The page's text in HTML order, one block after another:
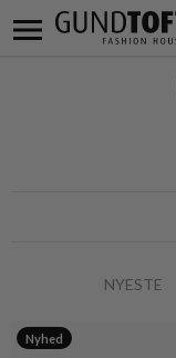
NYESTE
Nyhed